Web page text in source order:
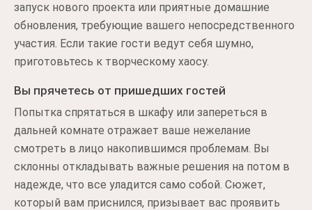
запуск нового проекта или приятные домашние
обновления, требующие вашего непосредственного
участия. Если такие гости ведут себя шумно,
приготовьтесь к творческому хаосу.
Вы прячетесь от пришедших гостей
Попытка спрятаться в шкафу или запереться в
дальней комнате отражает ваше нежелание
смотреть в лицо накопившимся проблемам. Вы
склонны откладывать важные решения на потом в
надежде, что все уладится само собой. Сюжет,
который вам приснился, призывает вас проявить